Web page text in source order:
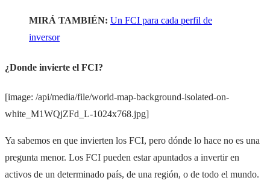
MIRÁ TAMBIÉN: Un FCI para cada perfil de
inversor
¿Donde invierte el FCI?
[image: /api/media/file/world-map-background-isolated-on-
white_M1WQjZFd_L-1024x768.jpg]
Ya sabemos en que invierten los FCI, pero dónde lo hace no es una
pregunta menor. Los FCI pueden estar apuntados a invertir en
activos de un determinado país, de una región, o de todo el mundo.